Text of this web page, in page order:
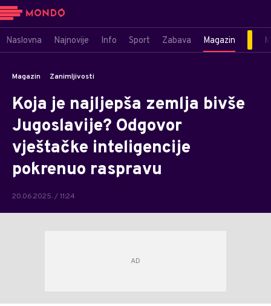
Naslovna Najnovije Info Sport Zabava Magazin
Magazin Zanimljivosti
Koja je najljepša zemlja bivše
Jugoslavije? Odgovor
vještačke inteligencije
pokrenuo raspravu
20.06.2025. / 11:24